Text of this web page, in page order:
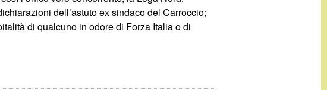
dell’astuto ex sindaco del Carroccio;
di qualcuno in odore di Forza Italia o di